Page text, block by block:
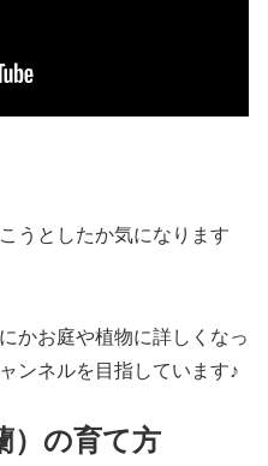
うとしたか気になります
かお庭や植物に詳しくなっ
ンネルを目指しています♪
）の育て方